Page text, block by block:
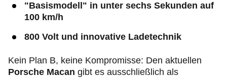
"Basismodell" in unter sechs Sekunden auf
100 km/h
800 Volt und innovative Ladetechnik
Kein Plan B, keine Kompromisse: Den aktuellen
Porsche Macan gibt es ausschließlich als